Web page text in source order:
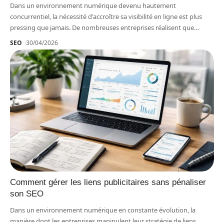
Dans un environnement numérique devenu hautement
concurrentiel, la nécessité d'accroître sa visibilité en ligne est plus
pressing que jamais. De nombreuses entreprises réalisent que…
SEO 30/04/2026
Comment gérer les liens publicitaires sans pénaliser
son SEO
Dans un environnement numérique en constante évolution, la